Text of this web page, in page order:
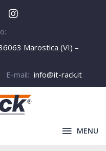
Marostica (VI) –
E-mail: info@it-rack.it
MENU